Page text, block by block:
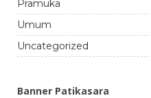
Pramuka
Umum
Uncategorized
Banner Patikasara